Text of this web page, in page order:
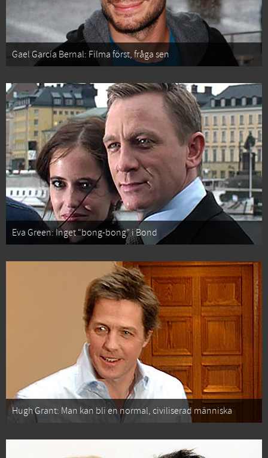
Gael García Bernal: Filma först, fråga sen
Eva Green: Inget “bong-bong” i Bond
Hugh Grant: Man kan bli en normal, civiliserad människa